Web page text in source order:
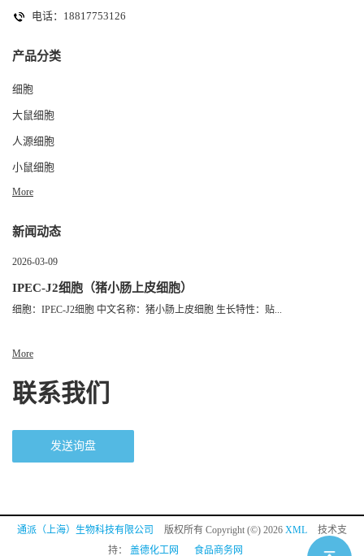
电话：18817753126
产品分类
细胞
大鼠细胞
人源细胞
小鼠细胞
More
新闻动态
2026-03-09
IPEC-J2细胞（猪小肠上皮细胞）
细胞：IPEC-J2细胞 中文名称：猪小肠上皮细胞 生长特性：贴...
More
联系我们
发送询盘
通派（上海）生物科技有限公司 版权所有 Copyright (©) 2026 XML
技术支
持： 盖德化工网 食品商务网